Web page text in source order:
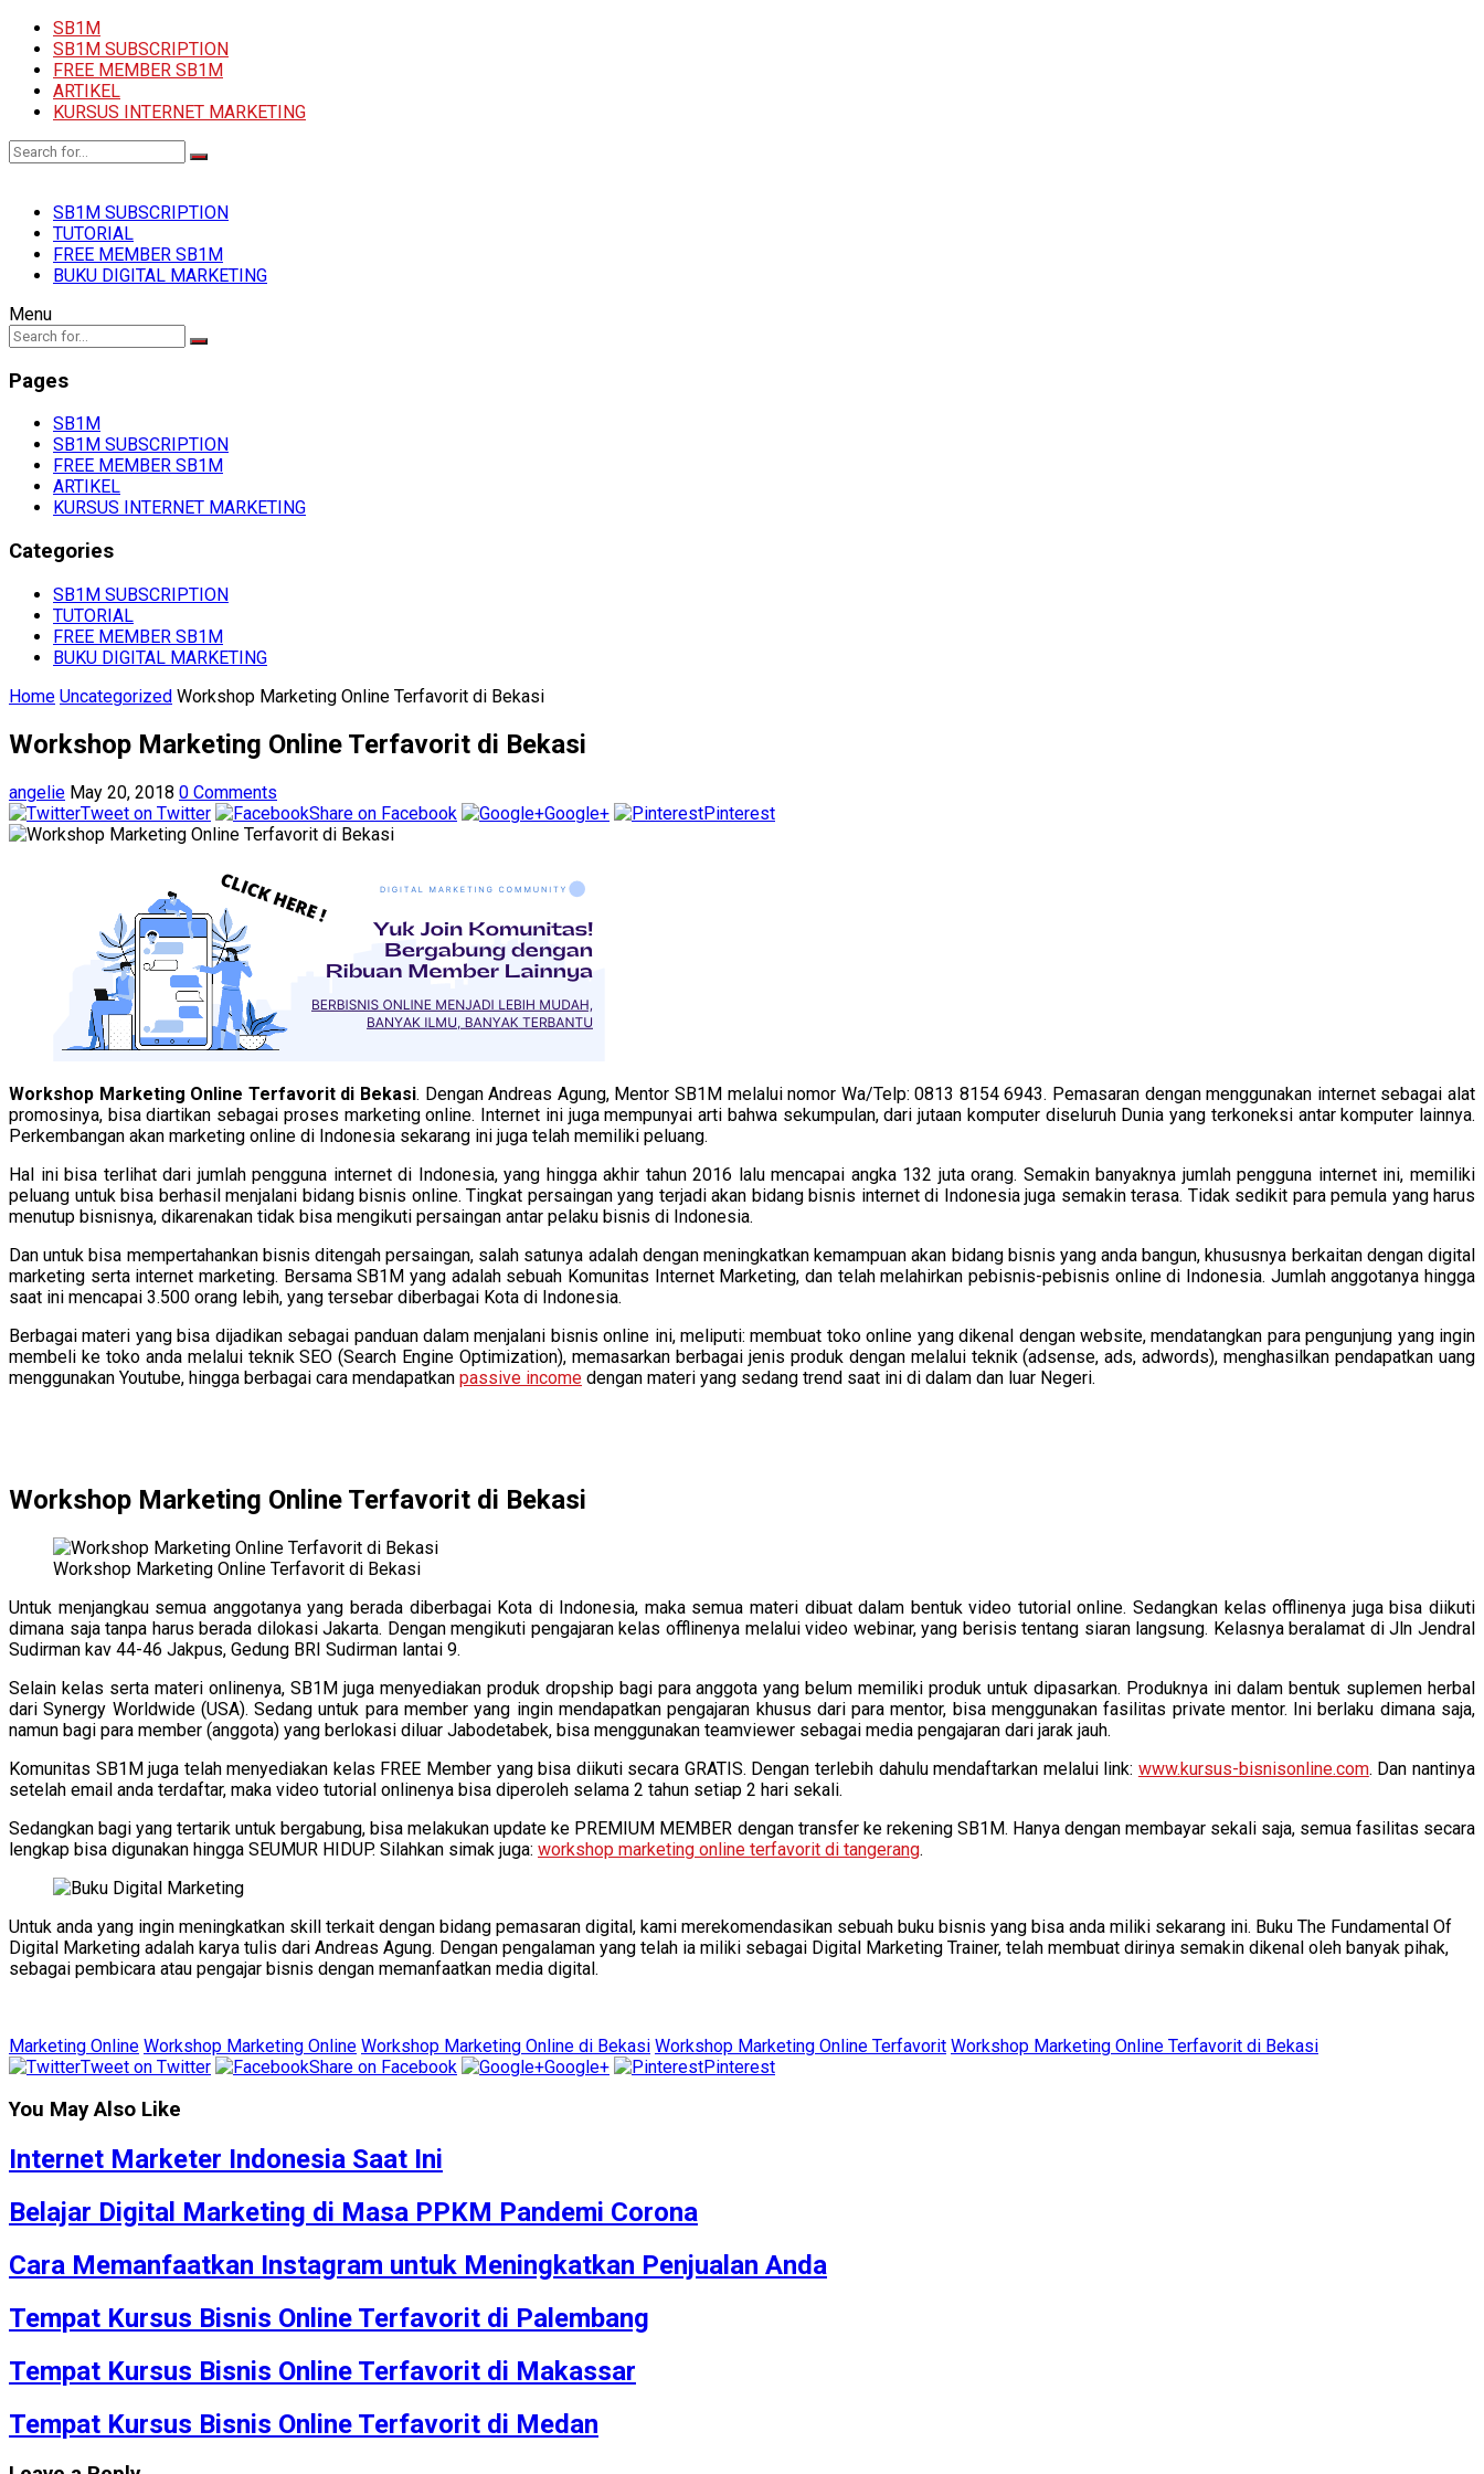
SB1M
SB1M SUBSCRIPTION
FREE MEMBER SB1M
ARTIKEL
KURSUS INTERNET MARKETING
SB1M SUBSCRIPTION
TUTORIAL
FREE MEMBER SB1M
BUKU DIGITAL MARKETING
Menu
Pages
SB1M
SB1M SUBSCRIPTION
FREE MEMBER SB1M
ARTIKEL
KURSUS INTERNET MARKETING
Categories
SB1M SUBSCRIPTION
TUTORIAL
FREE MEMBER SB1M
BUKU DIGITAL MARKETING
Home Uncategorized Workshop Marketing Online Terfavorit di Bekasi
Workshop Marketing Online Terfavorit di Bekasi
angelie May 20, 2018 0 Comments
Tweet on Twitter
Share on Facebook Google+ Pinterest
Workshop Marketing Online Terfavorit di Bekasi. Dengan Andreas Agung, Mentor SB1M melalui nomor Wa/Telp: 0813 8154 6943. Pemasaran dengan menggunakan internet sebagai alat
promosinya, bisa diartikan sebagai proses marketing online. Internet ini juga mempunyai arti bahwa sekumpulan, dari jutaan komputer diseluruh Dunia yang terkoneksi antar komputer lainnya.
Perkembangan akan marketing online di Indonesia sekarang ini juga telah memiliki peluang.
Hal ini bisa terlihat dari jumlah pengguna internet di Indonesia, yang hingga akhir tahun 2016 lalu mencapai angka 132 juta orang. Semakin banyaknya jumlah pengguna internet ini, memiliki
peluang untuk bisa berhasil menjalani bidang bisnis online. Tingkat persaingan yang terjadi akan bidang bisnis internet di Indonesia juga semakin terasa. Tidak sedikit para pemula yang harus
menutup bisnisnya, dikarenakan tidak bisa mengikuti persaingan antar pelaku bisnis di Indonesia.
Dan untuk bisa mempertahankan bisnis ditengah persaingan, salah satunya adalah dengan meningkatkan kemampuan akan bidang bisnis yang anda bangun, khususnya berkaitan dengan digital
marketing serta internet marketing. Bersama SB1M yang adalah sebuah Komunitas Internet Marketing, dan telah melahirkan pebisnis-pebisnis online di Indonesia. Jumlah anggotanya hingga
saat ini mencapai 3.500 orang lebih, yang tersebar diberbagai Kota di Indonesia.
Berbagai materi yang bisa dijadikan sebagai panduan dalam menjalani bisnis online ini, meliputi: membuat toko online yang dikenal dengan website, mendatangkan para pengunjung yang ingin
membeli ke toko anda melalui teknik SEO (Search Engine Optimization), memasarkan berbagai jenis produk dengan melalui teknik (adsense, ads, adwords), menghasilkan pendapatkan uang
menggunakan Youtube, hingga berbagai cara mendapatkan passive income dengan materi yang sedang trend saat ini di dalam dan luar Negeri.
Workshop Marketing Online Terfavorit di Bekasi
Workshop Marketing Online Terfavorit di Bekasi
Untuk menjangkau semua anggotanya yang berada diberbagai Kota di Indonesia, maka semua materi dibuat dalam bentuk video tutorial online. Sedangkan kelas offlinenya juga bisa diikuti
dimana saja tanpa harus berada dilokasi Jakarta. Dengan mengikuti pengajaran kelas offlinenya melalui video webinar, yang berisis tentang siaran langsung. Kelasnya beralamat di Jln Jendral
Sudirman kav 44-46 Jakpus, Gedung BRI Sudirman lantai 9.
Selain kelas serta materi onlinenya, SB1M juga menyediakan produk dropship bagi para anggota yang belum memiliki produk untuk dipasarkan. Produknya ini dalam bentuk suplemen herbal
dari Synergy Worldwide (USA). Sedang untuk para member yang ingin mendapatkan pengajaran khusus dari para mentor, bisa menggunakan fasilitas private mentor. Ini berlaku dimana saja,
namun bagi para member (anggota) yang berlokasi diluar Jabodetabek, bisa menggunakan teamviewer sebagai media pengajaran dari jarak jauh.
Komunitas SB1M juga telah menyediakan kelas FREE Member yang bisa diikuti secara GRATIS. Dengan terlebih dahulu mendaftarkan melalui link: www.kursus-bisnisonline.com. Dan nantinya
setelah email anda terdaftar, maka video tutorial onlinenya bisa diperoleh selama 2 tahun setiap 2 hari sekali.
Sedangkan bagi yang tertarik untuk bergabung, bisa melakukan update ke PREMIUM MEMBER dengan transfer ke rekening SB1M. Hanya dengan membayar sekali saja, semua fasilitas secara
lengkap bisa digunakan hingga SEUMUR HIDUP. Silahkan simak juga: workshop marketing online terfavorit di tangerang.
Untuk anda yang ingin meningkatkan skill terkait dengan bidang pemasaran digital, kami merekomendasikan sebuah buku bisnis yang bisa anda miliki sekarang ini. Buku The Fundamental Of
Digital Marketing adalah karya tulis dari Andreas Agung. Dengan pengalaman yang telah ia miliki sebagai Digital Marketing Trainer, telah membuat dirinya semakin dikenal oleh banyak pihak,
sebagai pembicara atau pengajar bisnis dengan memanfaatkan media digital.
Marketing Online Workshop Marketing Online Workshop Marketing Online di Bekasi Workshop Marketing Online Terfavorit Workshop Marketing Online Terfavorit di Bekasi
Tweet on Twitter
Share on Facebook Google+ Pinterest
You May Also Like
Internet Marketer Indonesia Saat Ini
Belajar Digital Marketing di Masa PPKM Pandemi Corona
Cara Memanfaatkan Instagram untuk Meningkatkan Penjualan Anda
Tempat Kursus Bisnis Online Terfavorit di Palembang
Tempat Kursus Bisnis Online Terfavorit di Makassar
Tempat Kursus Bisnis Online Terfavorit di Medan